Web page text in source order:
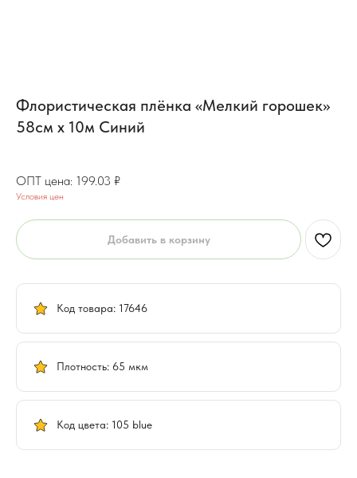
Флористическая плёнка «Мелкий горошек»
58см x 10м Синий
199.03 ₽
Условия цен
Добавить в корзину
Код товара: 17646
Плотность: 65 мкм
Код цвета: 105 blue